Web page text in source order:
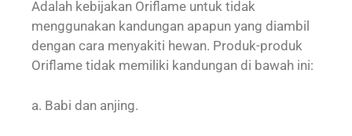
Adalah kebijakan Oriflame untuk tidak
menggunakan kandungan apapun yang diambil
dengan cara menyakiti hewan. Produk-produk
Oriflame tidak memiliki kandungan di bawah ini:
a. Babi dan anjing.